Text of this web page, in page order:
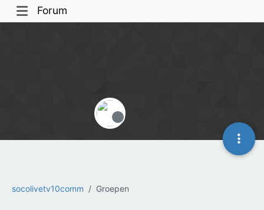
Forum
socolivetv10comm Groepen
Offline